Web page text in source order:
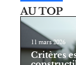
AU TOP
11 mars 2026
Critères